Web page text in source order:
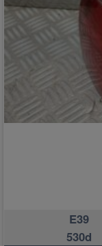
E39
530d